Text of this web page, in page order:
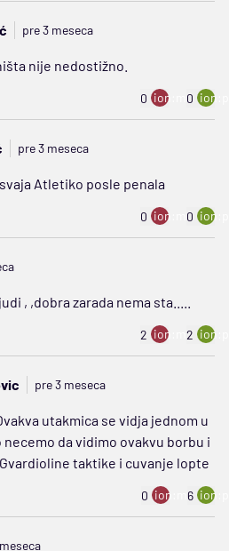
pre 3 meseca
nije nedostižno.
0 ion:minus
0
pre 3 meseca
Atletiko posle penala
0 ion:minus
0
, ,dobra zarada nema sta.....
2 ion:minus
2
pre 3 meseca
utakmica se vidja jednom u
da vidimo ovakvu borbu i
taktike i cuvanje lopte
0 ion:minus
6